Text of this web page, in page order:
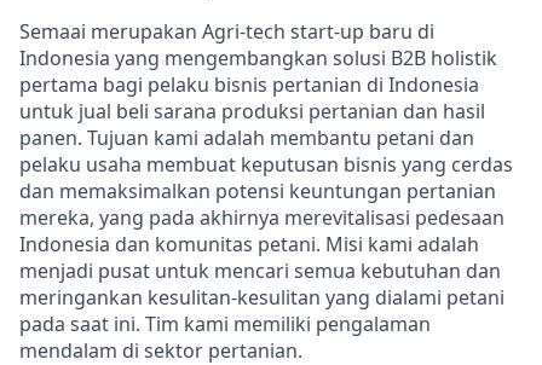
Semaai merupakan Agri-tech start-up baru di
Indonesia yang mengembangkan solusi B2B holistik
pertama bagi pelaku bisnis pertanian di Indonesia
untuk jual beli sarana produksi pertanian dan hasil
panen. Tujuan kami adalah membantu petani dan
pelaku usaha membuat keputusan bisnis yang cerdas
dan memaksimalkan potensi keuntungan pertanian
mereka, yang pada akhirnya merevitalisasi pedesaan
Indonesia dan komunitas petani. Misi kami adalah
menjadi pusat untuk mencari semua kebutuhan dan
meringankan kesulitan-kesulitan yang dialami petani
pada saat ini. Tim kami memiliki pengalaman
mendalam di sektor pertanian.